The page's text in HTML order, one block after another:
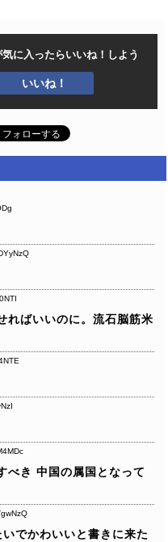
に入ったらいいね！しよう
いいね！
ればいいのに。流石脳筋米
べき 中国の属国となって
でかわいいと書きに来た